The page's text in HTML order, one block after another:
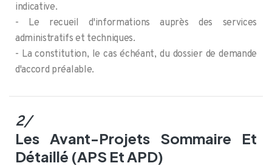
indicative.
- Le recueil d'informations auprès des services
administratifs et techniques.
- La constitution, le cas échéant, du dossier de demande
d'accord préalable.
2/
Les Avant-Projets Sommaire Et
Détaillé (APS Et APD)